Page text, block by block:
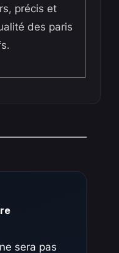
précis et
des paris
sera pas